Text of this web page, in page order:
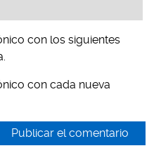
con los siguientes
con cada nueva